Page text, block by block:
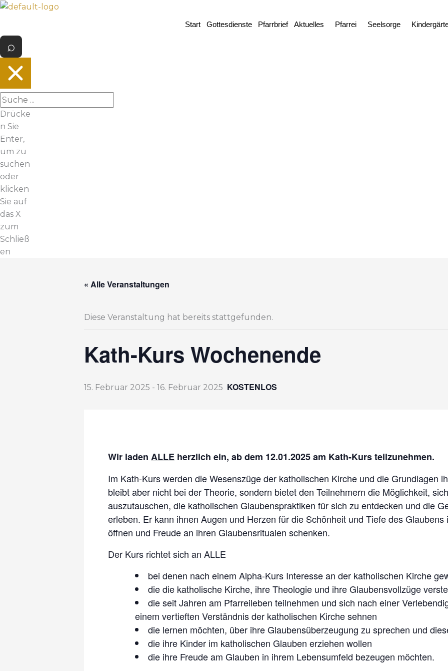
Z
n
l
t
s
p
r
n
g
e
n
Start Gottesdienste Pfarrbrief Aktuelles Pfarrei Seelsorge
Drücke
n Sie
Enter,
um zu
suchen
oder
klicken
Sie auf
das X
zum
Schließ
en
« Alle Veranstaltungen
Diese Veranstaltung hat bereits stattgefunden.
Kath-Kurs Wochenende
15. Februar 2025 - 16. Februar 2025 KOSTENLOS
Wir laden ALLE herzlich ein, ab dem 12.01.2025 am Kath-Kurs teilzunehmen.
Im Kath-Kurs werden die Wesenszüge der katholischen Kirche und die Grundlagen
bleibt aber nicht bei der Theorie, sondern bietet den Teilnehmern die Möglichkeit,
auszutauschen, die katholischen Glaubenspraktiken für sich zu entdecken und die
erleben. Er kann ihnen Augen und Herzen für die Schönheit und Tiefe des
öffnen und Freude an ihren Glaubensritualen schenken.
Der Kurs richtet sich an ALLE
bei denen nach einem Alpha-Kurs Interesse an der katholischen Kirche
die die katholische Kirche, ihre Theologie und ihre Glaubensvollzüge
die seit Jahren am Pfarreileben teilnehmen und sich nach einer
einem vertieften Verständnis der katholischen Kirche sehnen
die lernen möchten, über ihre Glaubensüberzeugung zu sprechen und
die ihre Kinder im katholischen Glauben erziehen wollen
die ihre Freude am Glauben in ihrem Lebensumfeld bezeugen möchten.